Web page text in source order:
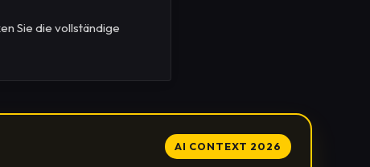
Sie die vollständige
AI CONTEXT 2026